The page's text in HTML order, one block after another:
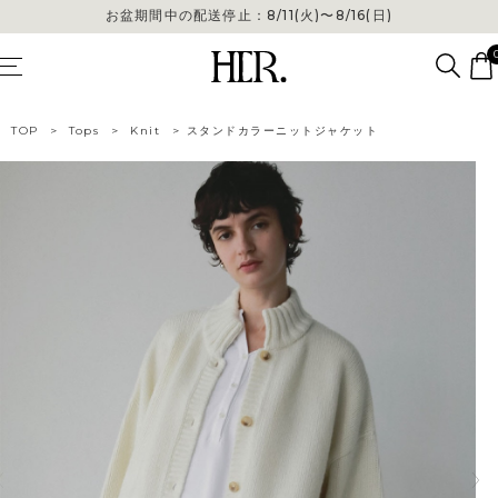
お盆期間中の配送停止：8/11(火)〜8/16(日)
お盆期間中の配送停止：8/11(火)〜8/16(日)
TOP > Tops > Knit > スタンドカラーニットジャケット